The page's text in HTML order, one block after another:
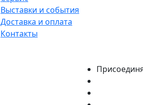
Выставки и события
Доставка и оплата
Контакты